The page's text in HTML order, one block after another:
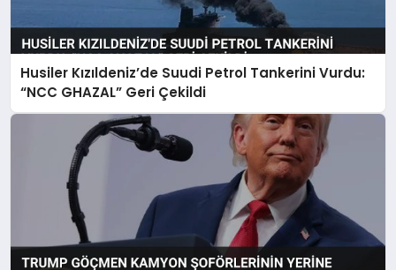
Husiler Kızıldeniz’de Suudi Petrol Tankerini Vurdu:
“NCC GHAZAL” Geri Çekildi